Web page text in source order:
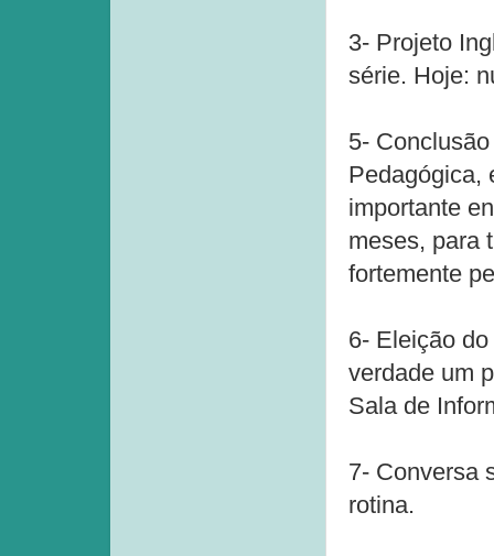
3- Projeto
série. Hoje:
5-
Pedagógica,
importante
meses, para
fortemente
6- Eleição
verdade um
Sala de
7- Conversa
rotina.